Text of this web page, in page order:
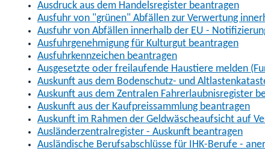
Ausdruck aus dem Handelsregister beantragen
Ausfuhr von "grünen" Abfällen zur Verwertung
Ausfuhr von Abfällen innerhalb der EU -
Ausfuhrgenehmigung für Kulturgut beantragen
Ausfuhrkennzeichen beantragen
Ausgesetzte oder freilaufende Haustiere melden
Auskunft aus dem Bodenschutz- und
Auskunft aus dem Zentralen Fahrerlaubnisregister
Auskunft aus der Kaufpreissammlung beantragen
Auskunft im Rahmen der Geldwäscheaufsicht auf
Ausländerzentralregister - Auskunft beantragen
Ausländische Berufsabschlüsse für IHK-Berufe -